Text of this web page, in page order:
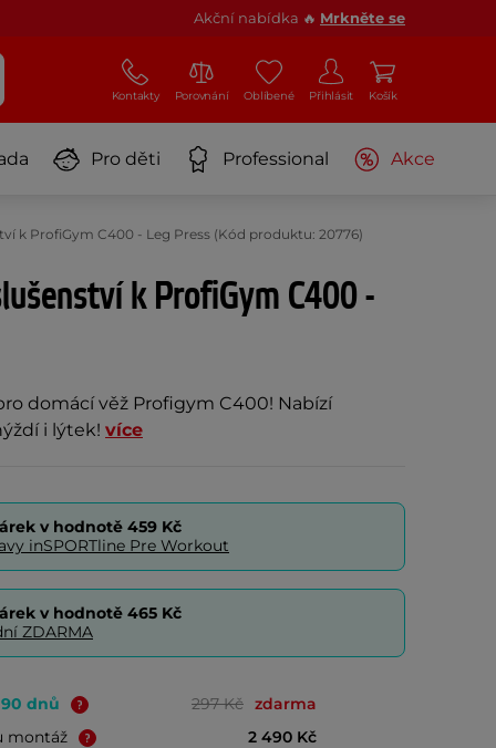
Akční nabídka 🔥 Mrkněte se
Kontakty Porovnání Oblíbené Přihlásit Košík
Pro děti Professional Akce
k ProfiGym C400 - Leg Press (Kód produktu: 20776)
k ProfiGym C400 -
domácí věž Profigym C400! Nabízí
i lýtek! více
v hodnotě 459 Kč
inSPORTline Pre Workout
v hodnotě 465 Kč
ZDARMA
dnů 297 Kč zdarma
montáž
2 490 Kč